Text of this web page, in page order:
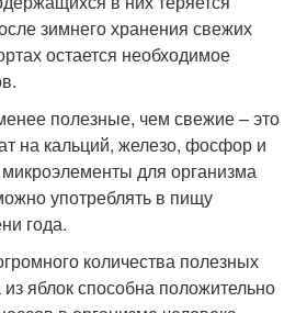
зимнего хранения свежих
остается необходимое
полезные, чем свежие – это
на кальций, железо, фосфор и
для организма
употреблять в пищу
года.
количества полезных
яблок способна положительно